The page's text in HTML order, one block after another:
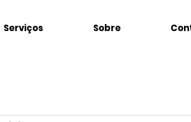
Serviços Sobre